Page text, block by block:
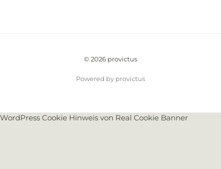
© 2026 provictus
Powered by provictus
WordPress Cookie Hinweis von Real Cookie Banner